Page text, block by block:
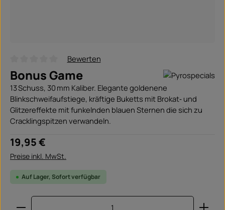
Durchschnittliche Bewertung von 0 von 5 Sternen
Bewerten
Bonus Game
13 Schuss, 30 mm Kaliber. Elegante goldenene
Blinkschweifaufstiege, kräftige Buketts mit Brokat‑ und
Glitzereffekte mit funkelnden blauen Sternen die sich zu
Cracklingspitzen verwandeln.
Regulärer Preis:
19,95 €
Preise inkl. MwSt.
Auf Lager, Sofort verfügbar
Produkt Anzahl: Gib den gewünschten Wert ein